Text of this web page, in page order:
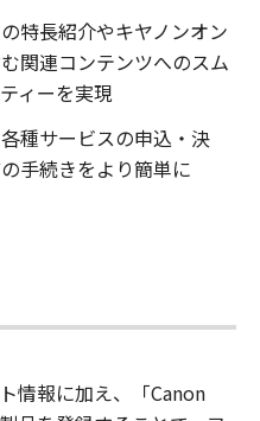
特長紹介やキヤノンオン
関連コンテンツへのスム
ィーを実現
種サービスの申込・決
手続きをより簡単に
情報に加え、「Canon